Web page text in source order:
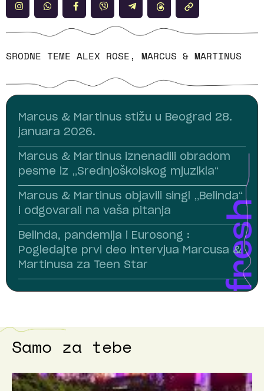
SRODNE TEME ALEX ROSE, MARCUS & MARTINUS
Marcus & Martinus stižu u Beograd 28.
januara 2026.
Marcus & Martinus iznenadili obradom
pesme iz „Srednjoškolskog mjuzikla“
Marcus & Martinus objavili singl „Belinda“
i odgovarali na vaša pitanja
Belinda, pandemija i Eurosong :
Pogledajte prvi deo intervjua Marcusa &
Martinusa za Teen Star
Samo za tebe